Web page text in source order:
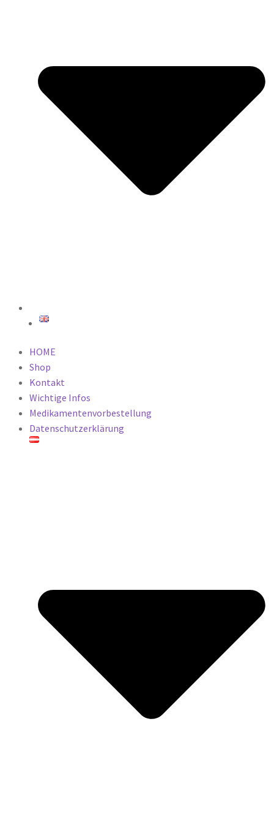
HOME
Shop
Kontakt
Wichtige Infos
Medikamentenvorbestellung
Datenschutzerklärung